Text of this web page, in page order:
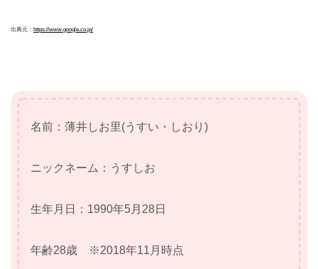
出典元： https://www.google.co.jp/
名前：薄井しお里(うすい・しおり)
ニックネーム：うすしお
生年月日：1990年5月28日
年齢28歳 ※2018年11月時点